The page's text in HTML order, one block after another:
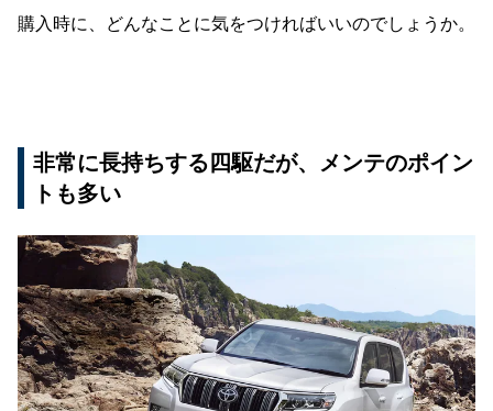
購入時に、どんなことに気をつければいいのでしょうか。
非常に長持ちする四駆だが、メンテのポイン
トも多い